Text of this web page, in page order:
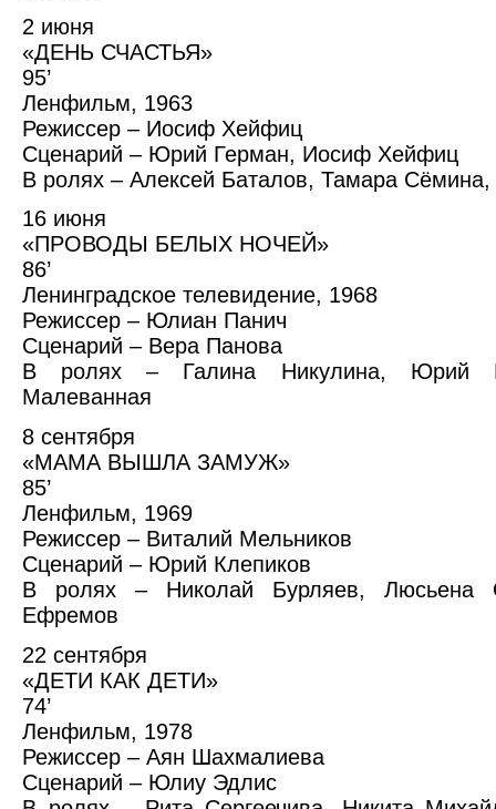
2 июня
«ДЕНЬ СЧАСТЬЯ»
95’
Ленфильм, 1963
Режиссер – Иосиф Хейфиц
Сценарий – Юрий Герман, Иосиф Хейфиц
В ролях – Алексей Баталов, Тамара Сёмина,
16 июня
«ПРОВОДЫ БЕЛЫХ НОЧЕЙ»
86’
Ленинградское телевидение, 1968
Режиссер – Юлиан Панич
Сценарий – Вера Панова
В ролях – Галина Никулина, Юрий
Малеванная
8 сентября
«МАМА ВЫШЛА ЗАМУЖ»
85’
Ленфильм, 1969
Режиссер – Виталий Мельников
Сценарий – Юрий Клепиков
В ролях – Николай Бурляев, Люсьена
Ефремов
22 сентября
«ДЕТИ КАК ДЕТИ»
74’
Ленфильм, 1978
Режиссер – Аян Шахмалиева
Сценарий – Юлиу Эдлис